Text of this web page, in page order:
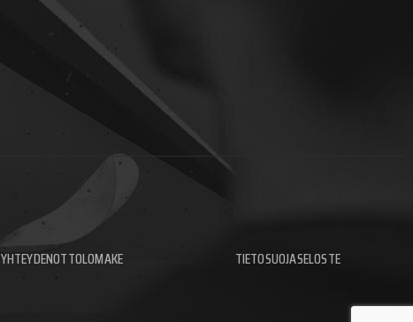
YHTEYDENOTTOLOMAKE TIETOSUOJASELOSTE